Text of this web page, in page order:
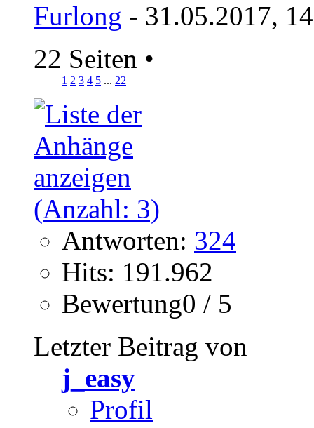
Furlong - 31.05.2017,
22 Seiten •
1 2 3 4 5 ... 22
Antworten: 324
Hits: 191.962
Bewertung0 / 5
Letzter Beitrag von
j_easy
Profil